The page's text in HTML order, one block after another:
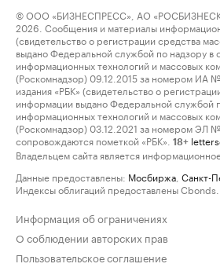
© ООО «БИЗНЕСПРЕСС», АО
2026. Сообщения и материалы
(свидетельство о регистрации средства
выдано Федеральной службой по надзору в
информационных технологий и массовых
(Роскомнадзор) 09.12.2015 за номером ИА
издания «РБК» (свидетельство о
информации выдано Федеральной службой
информационных технологий и массовых
(Роскомнадзор) 03.12.2021 за номером ЭЛ
сопровождаются пометкой «РБК».
18+
Владельцем сайта является
Данные предоставлены: Мосбиржа Санкт-
Индексы облигаций предоставлены Cbonds.
Информация об ограничениях
О соблюдении авторских прав
Пользовательское соглашение